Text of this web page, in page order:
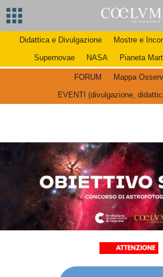
Didattica e Divulgazione Mostre e
Supernovae
NASA Pianeta
FORUM
Mappa
EVENTI (divulgazione,